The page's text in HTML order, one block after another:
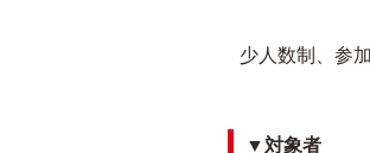
少人数制、参
▼対象者